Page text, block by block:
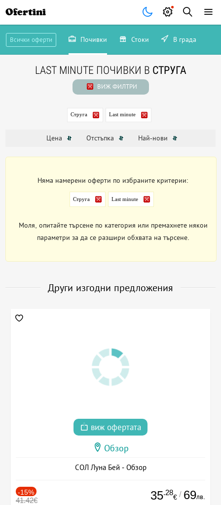
Ofertini
Всички оферти Почивки Стоки В града
LAST MINUTE ПОЧИВКИ В СТРУГА
ВИЖ ФИЛТРИ
Струга Last minute
Цена Отстъпка Най-нови
Няма намерени оферти по избраните критерии:
Струга Last minute
Моля, опитайте търсене по категория или премахнете някои
параметри за да се разшири обхвата на търсене.
Други изгодни предложения
виж офертата
Обзор
СОЛ Луна Бей - Обзор
-15%
41.42€ 35.28
€ / 69лв.